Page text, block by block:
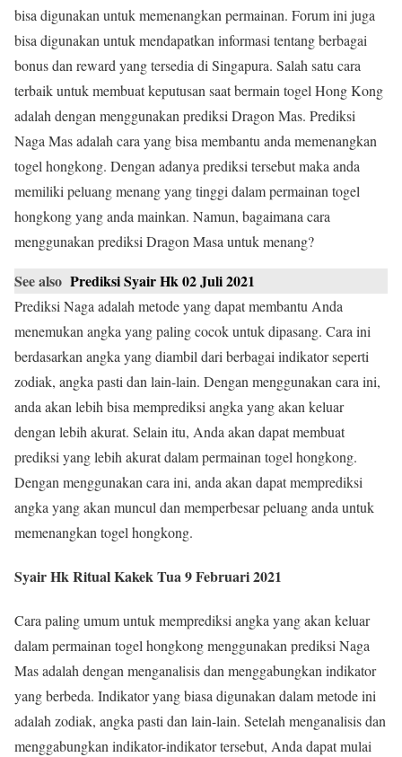
bisa digunakan untuk memenangkan permainan. Forum ini juga
bisa digunakan untuk mendapatkan informasi tentang berbagai
bonus dan reward yang tersedia di Singapura. Salah satu cara
terbaik untuk membuat keputusan saat bermain togel Hong Kong
adalah dengan menggunakan prediksi Dragon Mas. Prediksi
Naga Mas adalah cara yang bisa membantu anda memenangkan
togel hongkong. Dengan adanya prediksi tersebut maka anda
memiliki peluang menang yang tinggi dalam permainan togel
hongkong yang anda mainkan. Namun, bagaimana cara
menggunakan prediksi Dragon Masa untuk menang?
See also Prediksi Syair Hk 02 Juli 2021
Prediksi Naga adalah metode yang dapat membantu Anda
menemukan angka yang paling cocok untuk dipasang. Cara ini
berdasarkan angka yang diambil dari berbagai indikator seperti
zodiak, angka pasti dan lain-lain. Dengan menggunakan cara ini,
anda akan lebih bisa memprediksi angka yang akan keluar
dengan lebih akurat. Selain itu, Anda akan dapat membuat
prediksi yang lebih akurat dalam permainan togel hongkong.
Dengan menggunakan cara ini, anda akan dapat memprediksi
angka yang akan muncul dan memperbesar peluang anda untuk
memenangkan togel hongkong.
Syair Hk Ritual Kakek Tua 9 Februari 2021
Cara paling umum untuk memprediksi angka yang akan keluar
dalam permainan togel hongkong menggunakan prediksi Naga
Mas adalah dengan menganalisis dan menggabungkan indikator
yang berbeda. Indikator yang biasa digunakan dalam metode ini
adalah zodiak, angka pasti dan lain-lain. Setelah menganalisis dan
menggabungkan indikator-indikator tersebut, Anda dapat mulai